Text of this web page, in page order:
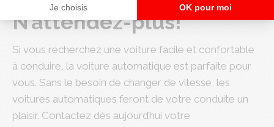
N’attendez-plus!
Si vous recherchez une voiture facile et confortable
à conduire, la voiture automatique est parfaite pour
vous. Sans le besoin de changer de vitesse, les
voitures automatiques feront de votre conduite un
plaisir. Contactez dès aujourd’hui votre
Je choisis OK pour moi